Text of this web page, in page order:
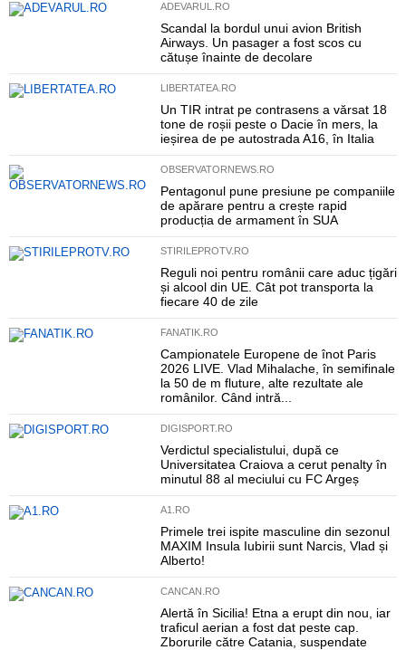
ADEVARUL.RO
Scandal la bordul unui avion British
Airways. Un pasager a fost scos cu
cătușe înainte de decolare
LIBERTATEA.RO
Un TIR intrat pe contrasens a vărsat 18
tone de roșii peste o Dacie în mers, la
ieșirea de pe autostrada A16, în Italia
OBSERVATORNEWS.RO
Pentagonul pune presiune pe companiile
de apărare pentru a crește rapid
producția de armament în SUA
STIRILEPROTV.RO
Reguli noi pentru românii care aduc țigări
și alcool din UE. Cât pot transporta la
fiecare 40 de zile
FANATIK.RO
Campionatele Europene de înot Paris
2026 LIVE. Vlad Mihalache, în semifinale
la 50 de m fluture, alte rezultate ale
românilor. Când intră...
DIGISPORT.RO
Verdictul specialistului, după ce
Universitatea Craiova a cerut penalty în
minutul 88 al meciului cu FC Argeș
A1.RO
Primele trei ispite masculine din sezonul
MAXIM Insula Iubirii sunt Narcis, Vlad și
Alberto!
CANCAN.RO
Alertă în Sicilia! Etna a erupt din nou, iar
traficul aerian a fost dat peste cap.
Zborurile către Catania, suspendate